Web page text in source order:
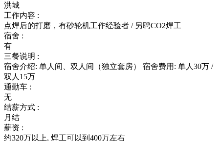
洪城
工作内容 :
点焊后的打磨，有砂轮机工作经验者 / 另聘CO2焊工
宿舍 :
有
三餐说明 :
宿舍介绍: 单人间、双人间（独立套房） 宿舍费用: 单人30万 /
双人15万
通勤车 :
无
结薪方式 :
月结
薪资 :
约320万以上, 焊工可以到400万左右